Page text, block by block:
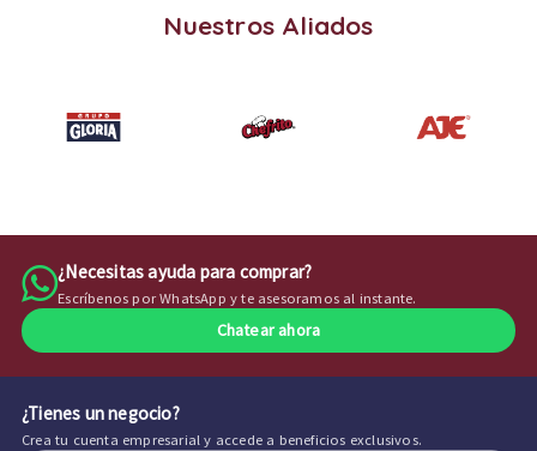
Nuestros Aliados
¿Necesitas ayuda para comprar?
Escríbenos por WhatsApp y te asesoramos al instante.
Chatear ahora
¿Tienes un negocio?
Crea tu cuenta empresarial y accede a beneficios exclusivos.